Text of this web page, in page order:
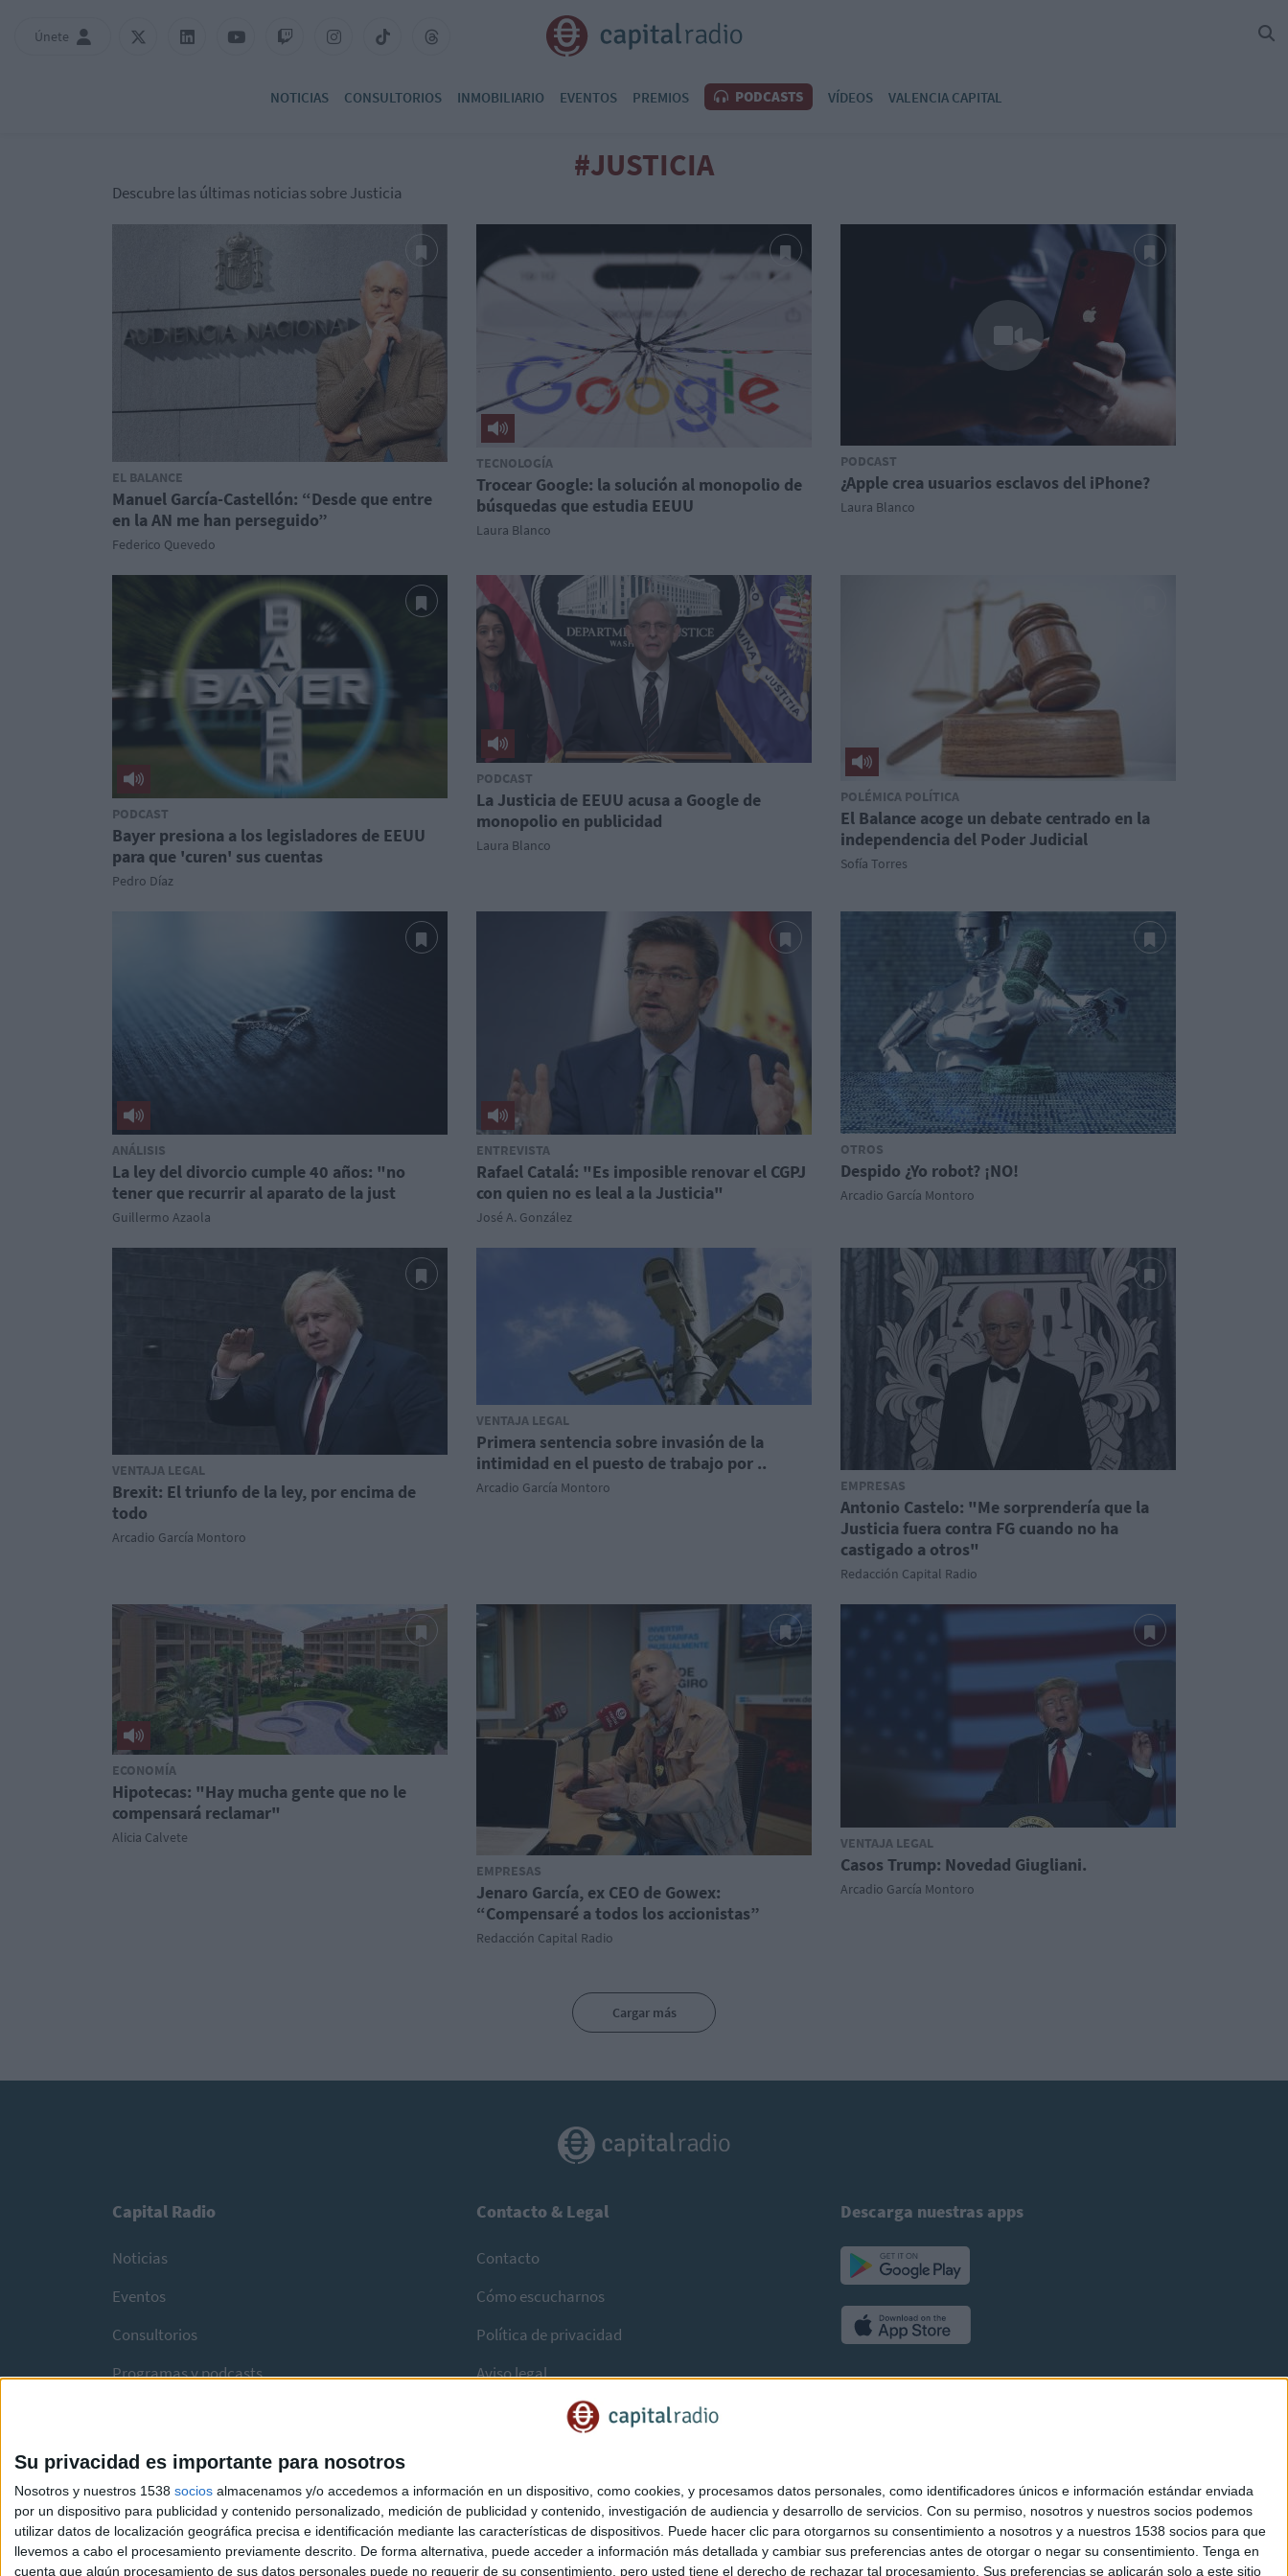
Su privacidad es importante para nosotros
Nosotros y nuestros 1538 socios almacenamos y/o accedemos a información en un dispositivo, como cookies, y procesamos datos personales, como identificadores únicos e información estándar enviada
por un dispositivo para publicidad y contenido personalizado, medición de publicidad y contenido, investigación de audiencia y desarrollo de servicios. Con su permiso, nosotros y nuestros socios podemos
utilizar datos de localización geográfica precisa e identificación mediante las características de dispositivos. Puede hacer clic para otorgarnos su consentimiento a nosotros y a nuestros 1538 socios para que
llevemos a cabo el procesamiento previamente descrito. De forma alternativa, puede acceder a información más detallada y cambiar sus preferencias antes de otorgar o negar su consentimiento. Tenga en
cuenta que algún procesamiento de sus datos personales puede no requerir de su consentimiento, pero usted tiene el derecho de rechazar tal procesamiento. Sus preferencias se aplicarán solo a este sitio
Únete
NOTICIAS CONSULTORIOS INMOBILIARIO EVENTOS PREMIOS PODCASTS VÍDEOS VALENCIA CAPITAL
#JUSTICIA
Descubre las últimas noticias sobre Justicia
EL BALANCE
Manuel García-Castellón: “Desde que entre
en la AN me han perseguido”
Federico Quevedo
TECNOLOGÍA
Trocear Google: la solución al monopolio de
búsquedas que estudia EEUU
Laura Blanco
PODCAST
¿Apple crea usuarios esclavos del iPhone?
Laura Blanco
PODCAST
Bayer presiona a los legisladores de EEUU
para que 'curen' sus cuentas
Pedro Díaz
PODCAST
La Justicia de EEUU acusa a Google de
monopolio en publicidad
Laura Blanco
POLÉMICA POLÍTICA
El Balance acoge un debate centrado en la
independencia del Poder Judicial
Sofía Torres
ANÁLISIS
La ley del divorcio cumple 40 años: "no
tener que recurrir al aparato de la just
Guillermo Azaola
ENTREVISTA
Rafael Catalá: "Es imposible renovar el CGPJ
con quien no es leal a la Justicia"
José A. González
OTROS
Despido ¿Yo robot? ¡NO!
Arcadio García Montoro
VENTAJA LEGAL
Brexit: El triunfo de la ley, por encima de
todo
Arcadio García Montoro
VENTAJA LEGAL
Primera sentencia sobre invasión de la
intimidad en el puesto de trabajo por ..
Arcadio García Montoro EMPRESAS
Antonio Castelo: "Me sorprendería que la
Justicia fuera contra FG cuando no ha
castigado a otros"
Redacción Capital Radio
ECONOMÍA
Hipotecas: "Hay mucha gente que no le
compensará reclamar"
Alicia Calvete
EMPRESAS
Jenaro García, ex CEO de Gowex:
“Compensaré a todos los accionistas”
Redacción Capital Radio
VENTAJA LEGAL
Casos Trump: Novedad Giugliani.
Arcadio García Montoro
Cargar más
Capital Radio
Noticias
Eventos
Consultorios
Programas y podcasts
Contacto & Legal
Contacto
Cómo escucharnos
Política de privacidad
Aviso legal
Descarga nuestras apps